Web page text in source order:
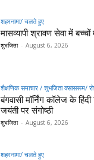
शहरनामा/ चलते हुए
मासव्यापी श्रावण सेवा में
शुभजिता - August 6, 2026
शैक्षणिक समाचार / शुभजिता क्सासरूम/
बंगवासी मॉर्निंग कॉलेज के
जयंती पर संगोष्ठी
शुभजिता - August 6, 2026
शहरनामा/ चलते हुए